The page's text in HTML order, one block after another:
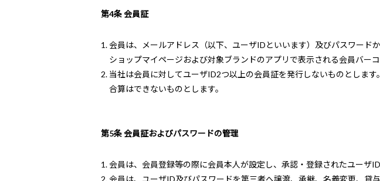
第4条 会員証
会員は、メールアドレス（以下、ユーザIDといいます）及びパスワード
ショップマイページおよび対象ブランドのアプリで表示される会員バー
当社は会員に対してユーザID2つ以上の会員証を発行しないものとしま
合算はできないものとします。
第5条 会員証およびパスワードの管理
会員は、会員登録等の際に会員本人が設定し、承認・登録されたユーザ
会員は、ユーザID及びパスワードを第三者へ譲渡、承継、名義変更、貸